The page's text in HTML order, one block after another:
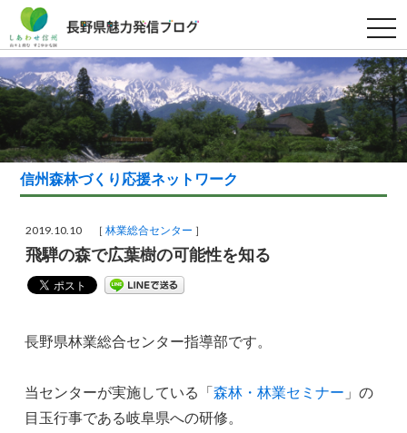
t
o
g
g
l
e
n
a
v
g
i
信州森林づくり応援ネットワーク
2019.10.10 ［林業総合センター ］
飛騨の森で広葉樹の可能性を知る
長野県林業総合センター指導部です。
当センターが実施している「森林・林業セミナー 」の
目玉行事である岐阜県への研修。